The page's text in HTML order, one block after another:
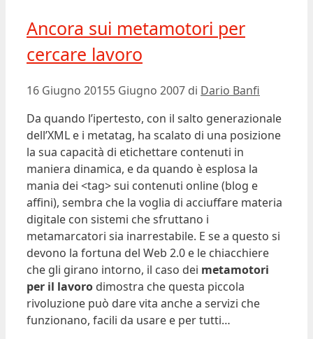
Ancora sui metamotori per
cercare lavoro
16 Giugno 20155 Giugno 2007 di Dario Banfi
Da quando l’ipertesto, con il salto generazionale
dell’XML e i metatag, ha scalato di una posizione
la sua capacità di etichettare contenuti in
maniera dinamica, e da quando è esplosa la
mania dei <tag> sui contenuti online (blog e
affini), sembra che la voglia di acciuffare materia
digitale con sistemi che sfruttano i
metamarcatori sia inarrestabile. E se a questo si
devono la fortuna del Web 2.0 e le chiacchiere
che gli girano intorno, il caso dei metamotori
per il lavoro dimostra che questa piccola
rivoluzione può dare vita anche a servizi che
funzionano, facili da usare e per tutti…